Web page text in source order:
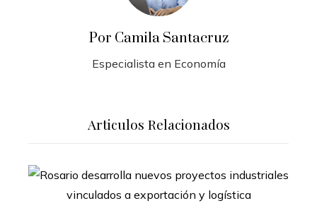
Por Camila Santacruz
Especialista en Economía
Articulos Relacionados